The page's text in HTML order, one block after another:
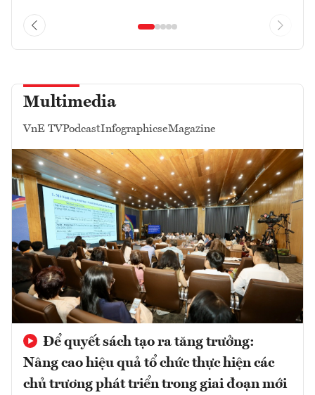
Multimedia
VnE TVPodcastInfographicseMagazine
Để quyết sách tạo ra tăng trưởng:
Nâng cao hiệu quả tổ chức thực hiện các
chủ trương phát triển trong giai đoạn mới